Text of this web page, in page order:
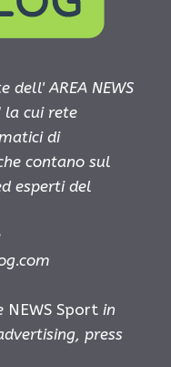
AREA NEWS
la cui rete
di
contano sul
esperti del
NEWS Sport in
press